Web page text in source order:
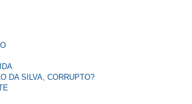
DA SILVA, CORRUPTO?